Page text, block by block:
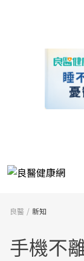
良醫 新知
手機不